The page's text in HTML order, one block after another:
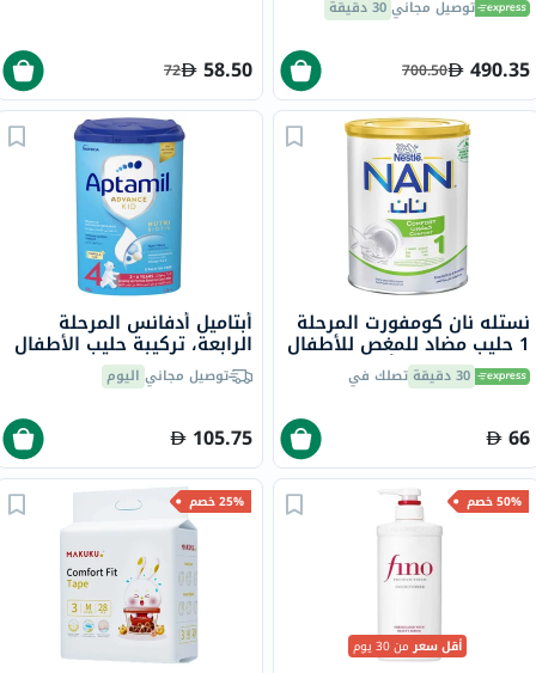
توصيل مجاني30 دقيقة
490.35
700.50
58.50
72
نستله نان كومفورت المرحلة
1 حليب مضاد للمغص للأطفال
جرام 30 دقيقة تصلك في
66
أبتاميل أدفانس المرحلة
الرابعة، تركيبة حليب الأطفال
للنمو، خالية من زيت النخيل،
من 3 إلى 6 سنوات، 800 غتوصيل مجاني اليوم
105.75
50% خصم
أقل سعرمن 30 يوم
25% خصم